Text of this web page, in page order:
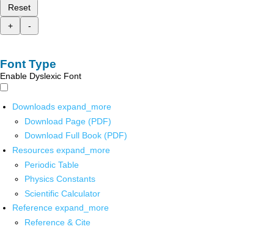
Reset
+
-
Font Type
Enable Dyslexic Font
Downloads expand_more
Download Page (PDF)
Download Full Book (PDF)
Resources expand_more
Periodic Table
Physics Constants
Scientific Calculator
Reference expand_more
Reference & Cite